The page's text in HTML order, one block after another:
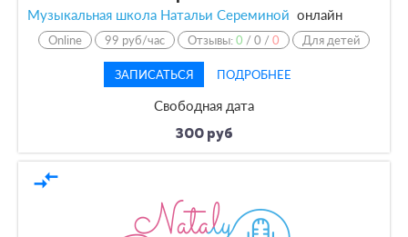
Музыкальная школа Натальи Сереминой онлайн
Online 99 руб/час Отзывы:0 /0 /0 Для детей
ЗАПИСАТЬСЯ ПОДРОБНЕЕ
Свободная дата
300 руб
compare_arrows